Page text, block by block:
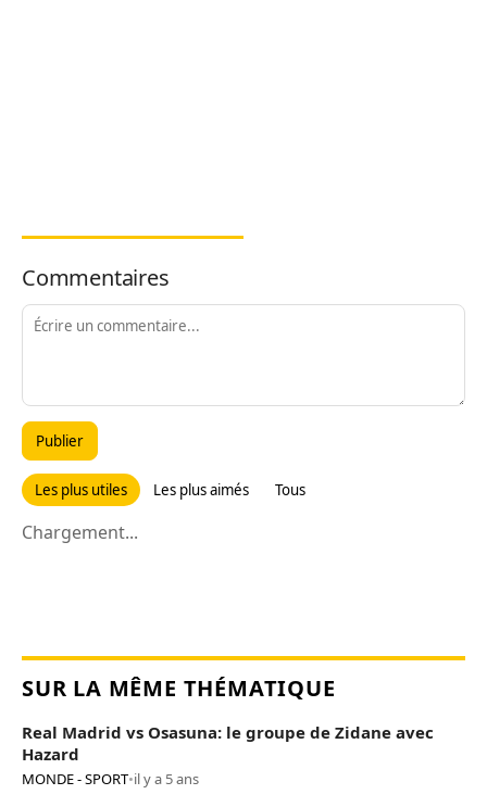
Commentaires
Publier
Les plus utiles Les plus aimés Tous
Chargement...
SUR LA MÊME THÉMATIQUE
Real Madrid vs Osasuna: le groupe de Zidane avec
Hazard
MONDE - SPORT•il y a 5 ans